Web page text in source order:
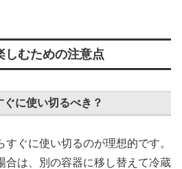
しむための注意点
に使い切るべき？
すぐに使い切るのが理想的です。
合は、別の容器に移し替えて冷蔵